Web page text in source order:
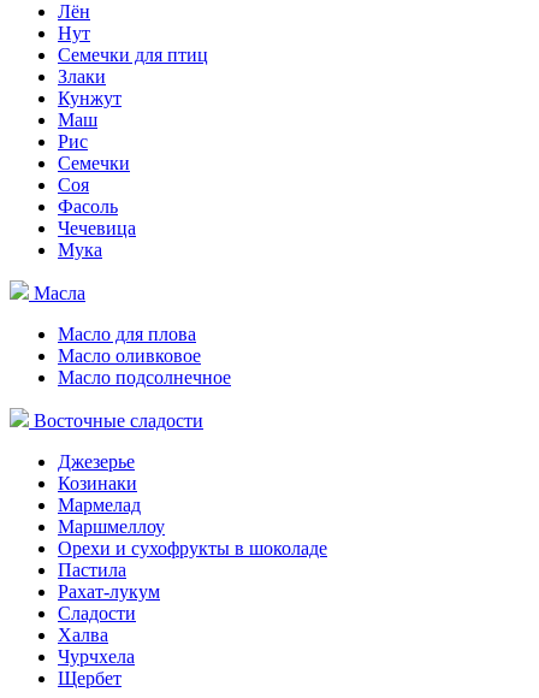
Лён
Нут
Семечки для птиц
Злаки
Кунжут
Маш
Рис
Семечки
Соя
Фасоль
Чечевица
Мука
Масла
Масло для плова
Масло оливковое
Масло подсолнечное
Восточные сладости
Джезерье
Козинаки
Мармелад
Маршмеллоу
Орехи и сухофрукты в шоколаде
Пастила
Рахат-лукум
Сладости
Халва
Чурчхела
Щербет